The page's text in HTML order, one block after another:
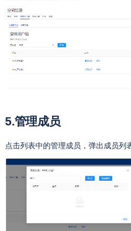
5.管理成员
点击列表中的管理成员，弹出成员列